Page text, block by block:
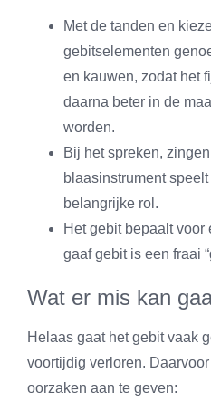
Met de tanden en
gebitselementen
en kauwen, zodat het
daarna beter in de
worden.
Bij het spreken,
blaasinstrument
belangrijke rol.
Het gebit bepaalt
gaaf gebit is een fraai
Wat er mis kan
Helaas gaat het gebit vaak
voortijdig verloren.
oorzaken aan te geven: